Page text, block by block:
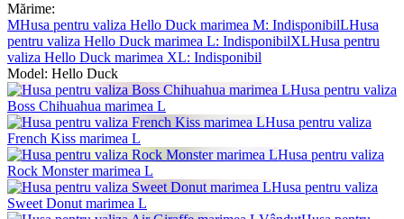
Mărime:
MHusa pentru valiza Hello Duck marimea M: IndisponibilLHusa
pentru valiza Hello Duck marimea L: IndisponibilXLHusa pentru
valiza Hello Duck marimea XL: Indisponibil
Model: Hello Duck
Husa pentru valiza
Boss Chihuahua marimea L
Husa pentru valiza
French Kiss marimea L
Husa pentru valiza
Rock Monster marimea L
Husa pentru valiza
Sweet Donut marimea L